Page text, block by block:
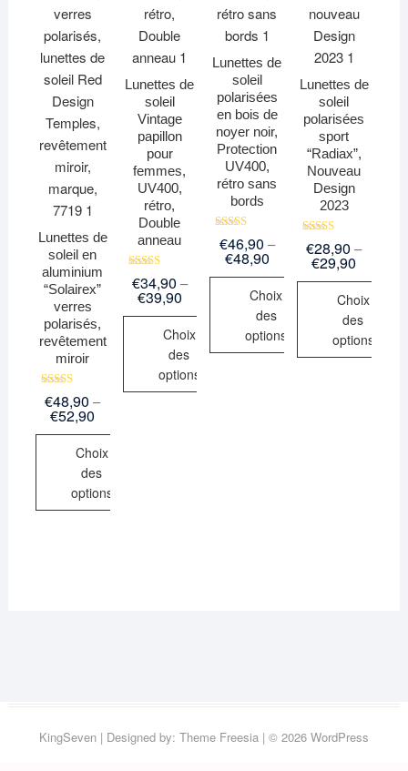
Lunettes de
soleil en
aluminium
“Solairex”
verres
polarisés,
revêtement
miroir
Note
5.00
sur 5
€48,90 –
€52,90
Choix
des
options
Lunettes de
soleil
Vintage
papillon
pour
femmes,
UV400,
rétro,
Double
anneau
Note
5.00
sur 5
€34,90 –
€39,90
Choix
des
options
Lunettes de
soleil
polarisées
en bois de
noyer noir,
Protection
UV400,
rétro sans
bords
Note
5.00
sur 5
€46,90 –
€48,90
Choix
des
options
Lunettes de
soleil
polarisées
sport
“Radiax”,
Nouveau
Design
2023
Note
5.00
sur 5
€28,90 –
€29,90
Choix
des
options
KingSeven| Designed by: Theme Freesia| © 2026 WordPress